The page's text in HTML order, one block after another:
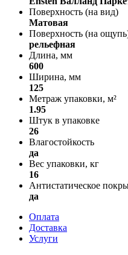
Поверхность (на вид)
Матовая
Поверхность (на
рельефная
Длина, мм
600
Ширина, мм
125
Метраж упаковки, м²
1.95
Штук в упаковке
26
Влагостойкость
да
Вес упаковки, кг
16
Антистатическое
да
Оплата
Доставка
Услуги